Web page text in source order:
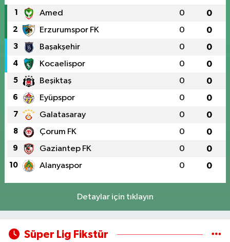
1 Amed 0 0
2 Erzurumspor FK 0 0
3 Başakşehir 0 0
4 Kocaelispor 0 0
5 Beşiktaş 0 0
6 Eyüpspor 0 0
7 Galatasaray 0 0
8 Çorum FK 0 0
9 Gaziantep FK 0 0
10 Alanyaspor 0 0
Detaylar için tıklayın
Süper Lig Fikstür